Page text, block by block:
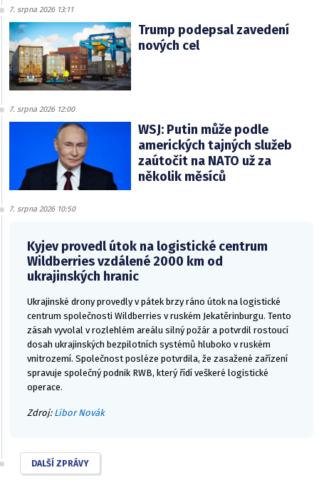
7. srpna 2026 13:11
Trump podepsal zavedení
nových cel
7. srpna 2026 12:00
WSJ: Putin může podle
amerických tajných služeb
zaútočit na NATO už za
několik měsíců
7. srpna 2026 10:50
Kyjev provedl útok na logistické centrum
Wildberries vzdálené 2000 km od
ukrajinských hranic
Ukrajinské drony provedly v pátek brzy ráno útok na logistické
centrum společnosti Wildberries v ruském Jekatěrinburgu. Tento
zásah vyvolal v rozlehlém areálu silný požár a potvrdil rostoucí
dosah ukrajinských bezpilotních systémů hluboko v ruském
vnitrozemí. Společnost posléze potvrdila, že zasažené zařízení
spravuje společný podnik RWB, který řídí veškeré logistické
operace.
Zdroj: Libor Novák
DALŠÍ ZPRÁVY